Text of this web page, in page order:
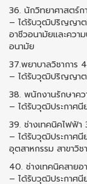
36. นักวิทยาศาสตร์
– ได้รับวุฒิปริญญาต
อาชีวอนามัยและคว
อนามัย
37.พยาบาลวิชาการ
– ได้รับวุฒิปริญญาต
38. พนักงานรักษาค
– ได้รับวุฒิประกาศนี
39. ช่างเทคนิคไฟฟ้
– ได้รับวุฒิประกาศนี
อุตสาหกรรม สาขาวิช
40. ช่างเทคนิคสาย
– ได้รับวุฒิประกาศนี